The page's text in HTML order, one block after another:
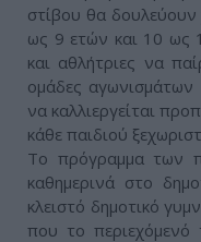
στίβου θα
ως 9 ετών και 10 ως
και αθλήτριες να
ομάδες αγωνισμάτων
να καλλιεργείται
κάθε παιδιού
Το πρόγραμμα των
καθημερινά στο
κλειστό δημοτικό
που το περιεχόμενό